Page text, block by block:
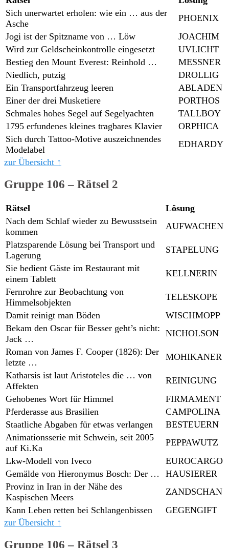
Sich unerwartet erholen: wie ein … aus der
Asche
PHOENIX
Jogi ist der Spitzname von … Löw
JOACHIM
Wird zur Geldscheinkontrolle eingesetzt
UVLICHT
Bestieg den Mount Everest: Reinhold …
MESSNER
Niedlich, putzig
DROLLIG
Ein Transportfahrzeug leeren
ABLADEN
Einer der drei Musketiere
PORTHOS
Schmales hohes Segel auf Segelyachten
TALLBOY
1795 erfundenes kleines tragbares Klavier
ORPHICA
Sich durch Tattoo-Motive auszeichnendes
Modelabel
EDHARDY
zur Übersicht ↑
Gruppe 106 – Rätsel 2
Rätsel
Lösung
Nach dem Schlaf wieder zu Bewusstsein
kommen
AUFWACHEN
Platzsparende Lösung bei Transport und
Lagerung
STAPELUNG
Sie bedient Gäste im Restaurant mit
einem Tablett
KELLNERIN
Fernrohre zur Beobachtung von
Himmelsobjekten
TELESKOPE
Damit reinigt man Böden
WISCHMOPP
Bekam den Oscar für Besser geht’s nicht:
Jack …
NICHOLSON
Roman von James F. Cooper (1826): Der
letzte …
MOHIKANER
Katharsis ist laut Aristoteles die … von
Affekten
REINIGUNG
Gehobenes Wort für Himmel
FIRMAMENT
Pferderasse aus Brasilien
CAMPOLINA
Staatliche Abgaben für etwas verlangen
BESTEUERN
Animationsserie mit Schwein, seit 2005
auf Ki.Ka
PEPPAWUTZ
Lkw-Modell von Iveco
EUROCARGO
Gemälde von Hieronymus Bosch: Der …
HAUSIERER
Provinz in Iran in der Nähe des
Kaspischen Meers
ZANDSCHAN
Kann Leben retten bei Schlangenbissen
GEGENGIFT
zur Übersicht ↑
Gruppe 106 – Rätsel 3